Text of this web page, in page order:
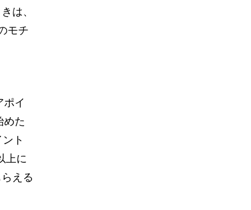
は、
モチ
ポイ
めた
ト
上に
える